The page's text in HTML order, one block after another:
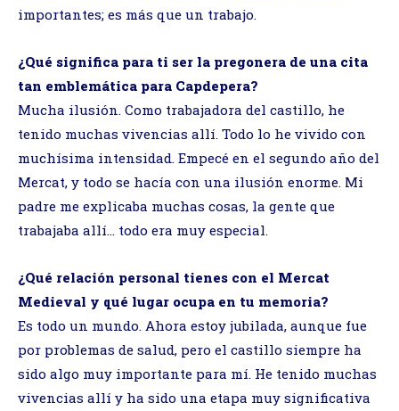
importantes; es más que un trabajo.
¿Qué significa para ti ser la pregonera de una cita
tan emblemática para Capdepera?
Mucha ilusión. Como trabajadora del castillo, he
tenido muchas vivencias allí. Todo lo he vivido con
muchísima intensidad. Empecé en el segundo año del
Mercat, y todo se hacía con una ilusión enorme. Mi
padre me explicaba muchas cosas, la gente que
trabajaba allí… todo era muy especial.
¿Qué relación personal tienes con el Mercat
Medieval y qué lugar ocupa en tu memoria?
Es todo un mundo. Ahora estoy jubilada, aunque fue
por problemas de salud, pero el castillo siempre ha
sido algo muy importante para mí. He tenido muchas
vivencias allí y ha sido una etapa muy significativa